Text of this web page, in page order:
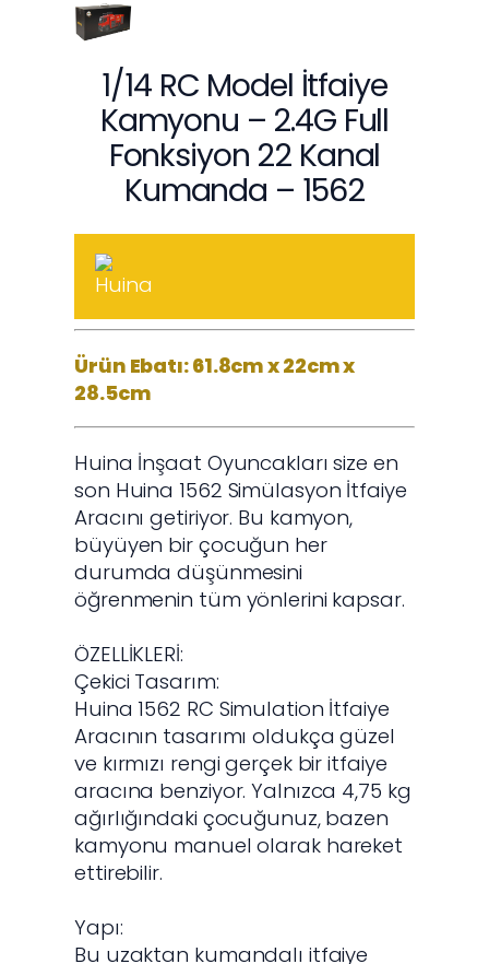
1/14 RC Model İtfaiye
Kamyonu – 2.4G Full
Fonksiyon 22 Kanal
Kumanda – 1562
Ürün Ebatı: 61.8cm x 22cm x
28.5cm
Huina İnşaat Oyuncakları size en
son Huina 1562 Simülasyon İtfaiye
Aracını getiriyor. Bu kamyon,
büyüyen bir çocuğun her
durumda düşünmesini
öğrenmenin tüm yönlerini kapsar.
ÖZELLİKLERİ:
Çekici Tasarım:
Huina 1562 RC Simulation İtfaiye
Aracının tasarımı oldukça güzel
ve kırmızı rengi gerçek bir itfaiye
aracına benziyor. Yalnızca 4,75 kg
ağırlığındaki çocuğunuz, bazen
kamyonu manuel olarak hareket
ettirebilir.
Yapı:
Bu uzaktan kumandalı itfaiye